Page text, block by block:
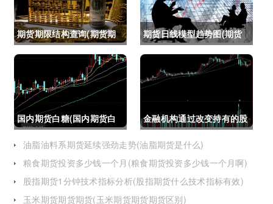
期货期限结构查询(期货期
限结构)
期货日线模型趋势图(期货
日线模型趋势图怎么看)
国内期货白糖(国内期货白
糖合约是怎么交割)
金融机构通过改变持有的股
指期货合约(股指期货合约
最长持有多久)
油脂油料系期货延续强劲走势(油脂期货是什么)
粮食期货投资多少钱一个月(粮食期货投资多少钱一个月啊)
股指期货1分钟技术指标分析(股指期货什么技术指标有效)
玉米期货期货期货(玉米期货期货期货区别)